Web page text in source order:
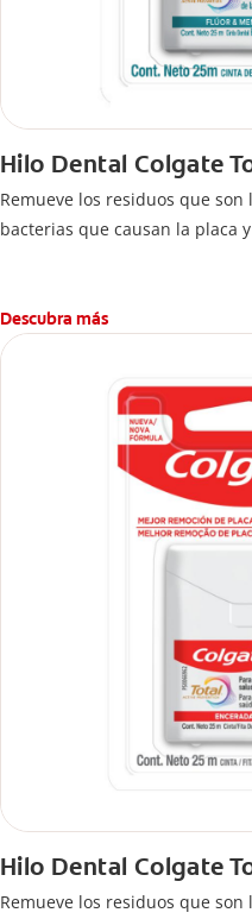
Hilo Dental Colgate
Remueve los residuos que
bacterias que causan la placa
Descubra más
Hilo Dental Colgate
Remueve los residuos que